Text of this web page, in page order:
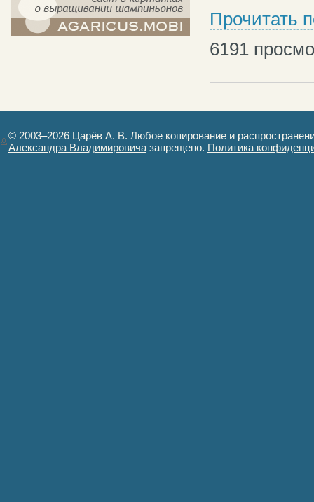
Прочитать
6191
© 2003–2026 Царёв А. В. Любое копирование и
Александра Владимировича запрещено. Политика
Авторизация